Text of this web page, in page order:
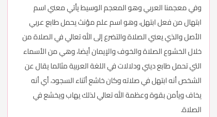
وفي معجمنا العربي وهو المعجم الوسيط يأتي معني اسم
ابتهال من فعل ابتهل، وهو اسم علم مؤنث يحمل طابع عربي
الأصل والذي يعني الصلاة والتضرع إلى الله تعالي في الصلاة من
خلال الخشوع الصلاة والخوف والإيمان أيضا، وهي من الأسماء
التي تحمل طابع ديني ودلالات في اللغة العربية مثالما يقال عن
الشخص أنه ابتهل في صلاته وكان خاشع أثناء السجود، أي أنه
يخاف ويأمن بقوة وعظمة الله تعالي لذلك يهاب ويخشع في
الصلاة.